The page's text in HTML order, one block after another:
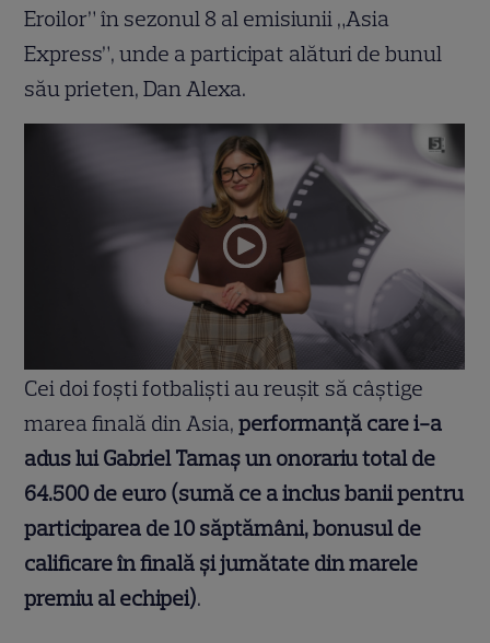
Eroilor” în sezonul 8 al emisiunii „Asia
Express”, unde a participat alături de bunul
său prieten, Dan Alexa.
Cei doi foști fotbaliști au reușit să câștige
marea finală din Asia,performanță care i-a
adus lui Gabriel Tamaș un onorariu total de
64.500 de euro (sumă ce a inclus banii pentru
participarea de 10 săptămâni, bonusul de
calificare în finală și jumătate din marele
premiu al echipei).